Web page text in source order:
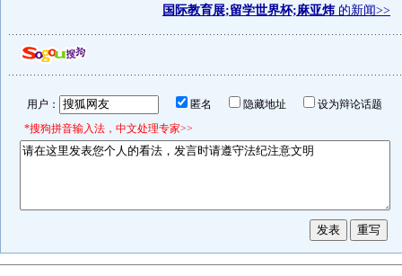
国际教育展;留学世界杯;麻亚炜的新闻>>
用户： 匿名 隐藏地址
设为辩论话题
*搜狗拼音输入法，中文处理专家>>